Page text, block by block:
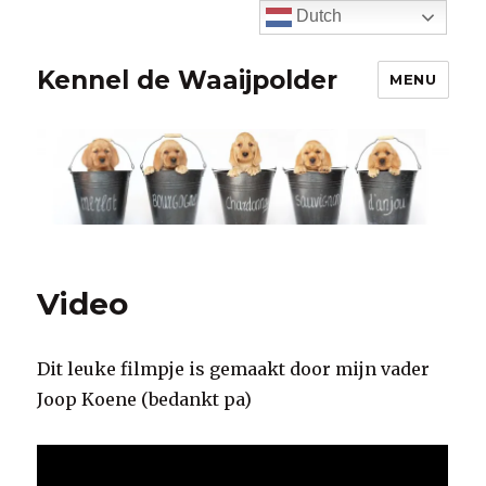
Kennel de Waaijpolder MENU
Video
Dit leuke filmpje is gemaakt door mijn vader
Joop Koene (bedankt pa)
Dutch